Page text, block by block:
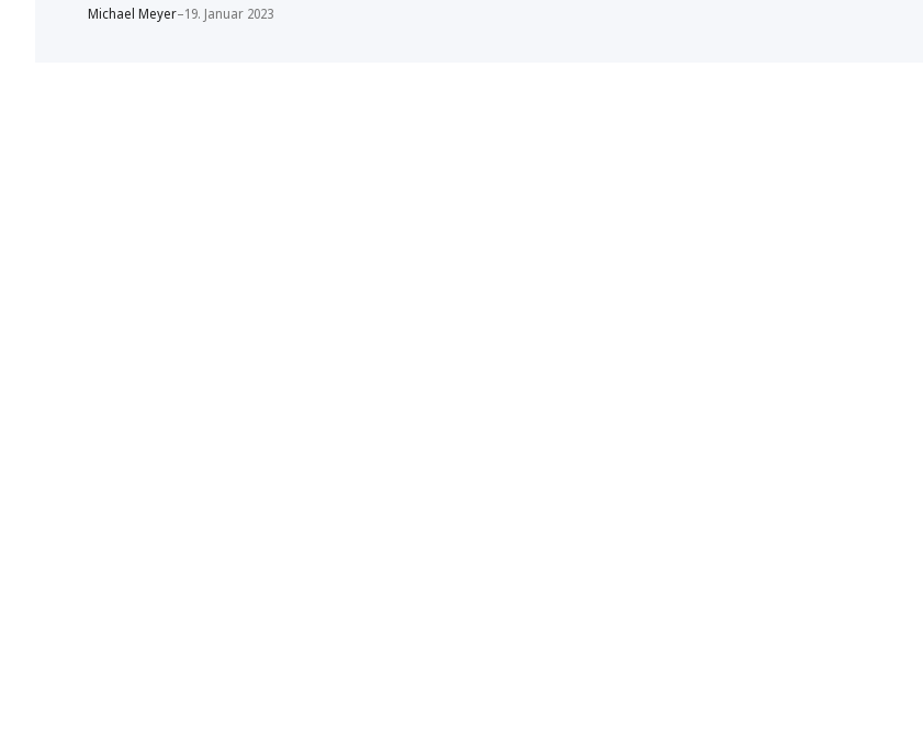
Michael Meyer–19. Januar 2023